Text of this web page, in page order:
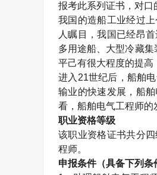
报考此系列证书，对口
我国的造船工业经过
人瞩目，我国已经昂
多用途船、大型冷藏
平己有很大程度的提高
进入 21世纪后，船舶
输业的快速发展，船
看，船舶电气工程师的
职业资格等级
该职业资格证书共分
程师。
申报条件（具备下列条